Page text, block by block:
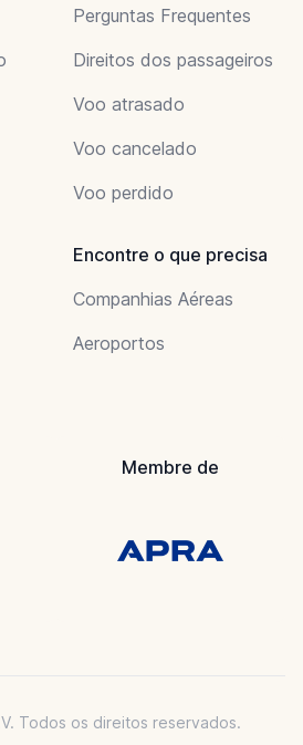
Perguntas Frequentes
Direitos dos passageiros
Voo atrasado
Voo cancelado
Voo perdido
Encontre o que precisa
Companhias Aéreas
Aeroportos
Membre de
Todos os direitos reservados.